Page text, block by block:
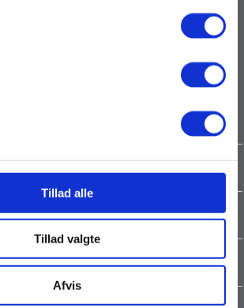
Tillad alle
Tillad valgte
Afvis
Verso er udstyret med avancerede
leverer enestående køreegenskaber,
og imponerende rækkevidde.